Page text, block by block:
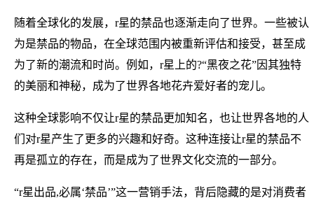
随着全球化的发展，r星的禁品也逐渐走向了世界。一些被认
为是禁品的物品，在全球范围内被重新评估和接受，甚至成
为了新的潮流和时尚。例如，r星上的?“黑夜之花”因其独特
的美丽和神秘，成为了世界各地花卉爱好者的宠儿。
这种全球影响不仅让r星的禁品更加知名，也让世界各地的人
们对r星产生了更多的兴趣和好奇。这种连接让r星的禁品不
再是孤立的存在，而是成为了世界文化交流的一部分。
“r星出品,必属‘禁品’”这一营销手法，背后隐藏的是对消费者